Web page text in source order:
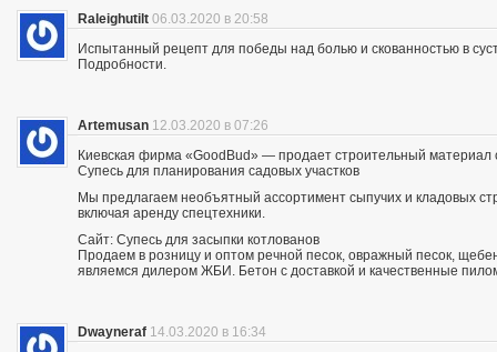
Raleighutilt 06.03.2020 в 20:58
Испытанный рецепт для победы над болью и скованностью в
Подробности.
Artemusan 12.03.2020 в 07:26
Киевская фирма «GoodBud» — продает строительный материал
Супесь для планирования садовых участков
Мы предлагаем необъятный ассортимент сыпучих и кладовых
включая аренду спецтехники.
Сайт: Супесь для засыпки котлованов
Продаем в розницу и оптом речной песок, овражный песок,
являемся дилером ЖБИ. Бетон с доставкой и качественные
Dwayneraf 14.03.2020 в 16:34